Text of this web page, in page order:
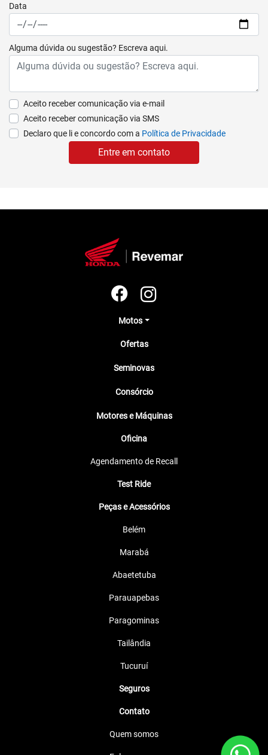
Data
Alguma dúvida ou sugestão? Escreva aqui.
Aceito receber comunicação via e-mail
Aceito receber comunicação via SMS
Declaro que li e concordo com a Política de Privacidade
Entre em contato
Motos
Ofertas
Seminovas
Consórcio
Motores e Máquinas
Oficina
Agendamento de Recall
Test Ride
Peças e Acessórios
Belém
Marabá
Abaetetuba
Parauapebas
Paragominas
Tailândia
Tucuruí
Seguros
Contato
Quem somos